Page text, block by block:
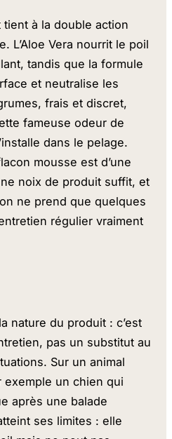
à la double action
L’Aloe Vera nourrit le poil
tandis que la formule
et neutralise les
frais et discret,
fameuse odeur de
dans le pelage.
mousse est d’une
noix de produit suffit, et
ne prend que quelques
régulier vraiment
nature du produit : c’est
pas un substitut au
Sur un animal
exemple un chien qui
après une balade
ses limites : elle